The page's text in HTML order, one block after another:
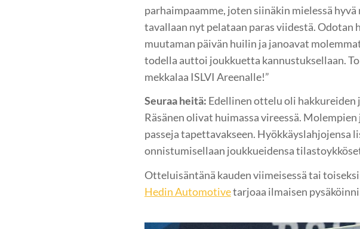
parhaimpaamme, joten siinäkin mielessä
tavallaan nyt pelataan paras viidestä. Odotan
muutaman päivän huilin ja janoavat
todella auttoi joukkuetta kannustuksellaan.
mekkalaa ISLVI Areenalle!”
Seuraa heitä: Edellinen ottelu oli hakkureiden
Räsänen olivat huimassa vireessä.
passeja tapettavakseen.
onnistumisellaan joukkueidensa
Otteluisäntänä kauden viimeisessä tai
Hedin Automotivetarjoaa ilmaisen